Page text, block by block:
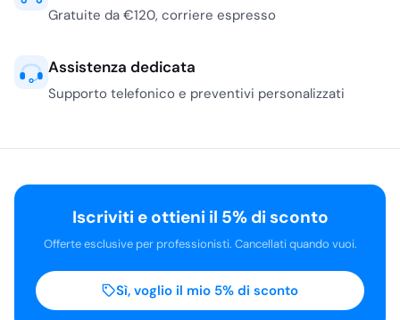
Gratuite da €120, corriere espresso
Assistenza dedicata
Supporto telefonico e preventivi personalizzati
Iscriviti e ottieni il 5% di sconto
Offerte esclusive per professionisti. Cancellati quando vuoi.
Sì, voglio il mio 5% di sconto